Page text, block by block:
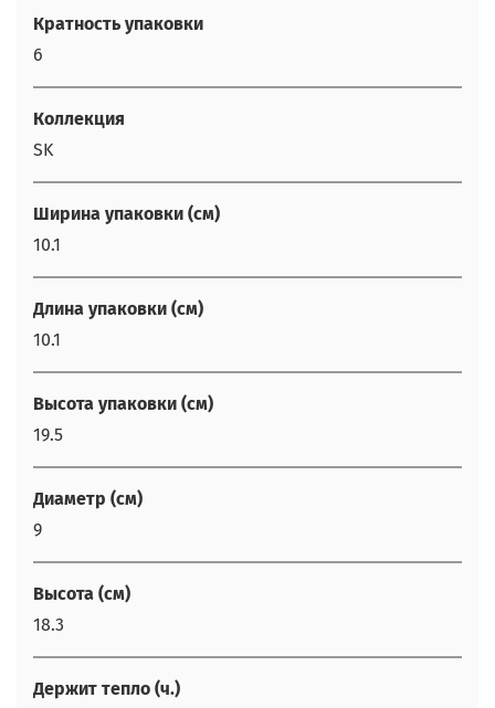
Кратность упаковки
6
Коллекция
SK
Ширина упаковки (см)
10.1
Длина упаковки (см)
10.1
Высота упаковки (см)
19.5
Диаметр (см)
9
Высота (см)
18.3
Держит тепло (ч.)